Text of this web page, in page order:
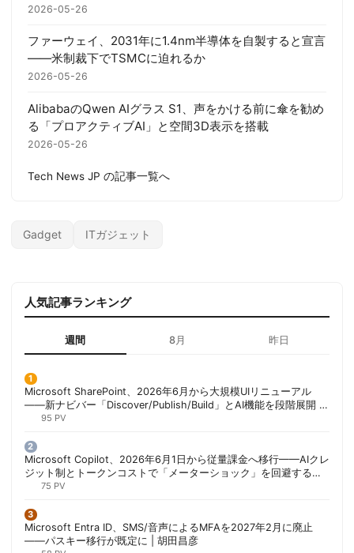
2026-05-26
ファーウェイ、2031年に1.4nm半導体を自製すると宣言
——米制裁下でTSMCに迫れるか
2026-05-26
AlibabaのQwen AIグラス S1、声をかける前に傘を勧め
る「プロアクティブAI」と空間3D表示を搭載
2026-05-26
Tech News JP の記事一覧へ
Gadget ITガジェット
人気記事ランキング
週間 8月 昨日
Microsoft SharePoint、2026年6月から大規模UIリニューアル
——新ナビバー「Discover/Publish/Build」とAI機能を段階展開 |
胡田昌彦
95 PV
Microsoft Copilot、2026年6月1日から従量課金へ移行——AIクレ
ジット制とトークンコストで「メーターショック」を回避する方
法 | 胡田昌彦
75 PV
Microsoft Entra ID、SMS/音声によるMFAを2027年2月に廃止
——パスキー移行が既定に | 胡田昌彦